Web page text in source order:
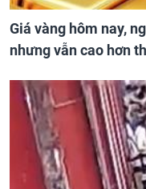
Giá vàng hôm nay,
nhưng vẫn cao hơn